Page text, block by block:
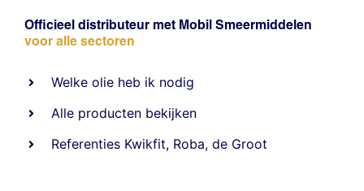
Officieel distributeur met Mobil Smeermiddelen
voor alle sectoren
Welke olie heb ik nodig
Alle producten bekijken
Referenties Kwikfit, Roba,de Groot